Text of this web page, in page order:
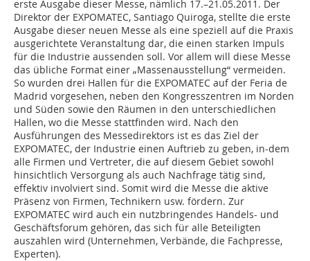
erste Ausgabe dieser Messe, nämlich 17.–21.05.2011. Der
Direktor der EXPOMATEC, Santiago Quiroga, stellte die erste
Ausgabe dieser neuen Messe als eine speziell auf die Praxis
ausgerichtete Veranstaltung dar, die einen starken Impuls
für die Industrie aussenden soll. Vor allem will diese Messe
das übliche Format einer „Massenausstellung“ vermeiden.
So wurden drei Hallen für die EXPOMATEC auf der Feria de
Madrid vorgesehen, neben den Kongresszentren im Norden
und Süden sowie den Räumen in den unterschiedlichen
Hallen, wo die Messe stattfinden wird. Nach den
Ausführungen des Messedirektors ist es das Ziel der
EXPOMATEC, der Industrie einen Auftrieb zu geben, in-dem
alle Firmen und Vertreter, die auf diesem Gebiet sowohl
hinsichtlich Versorgung als auch Nachfrage tätig sind,
effektiv involviert sind. Somit wird die Messe die aktive
Präsenz von Firmen, Technikern usw. fördern. Zur
EXPOMATEC wird auch ein nutzbringendes Handels- und
Geschäftsforum gehören, das sich für alle Beteiligten
auszahlen wird (Unternehmen, Verbände, die Fachpresse,
Experten).